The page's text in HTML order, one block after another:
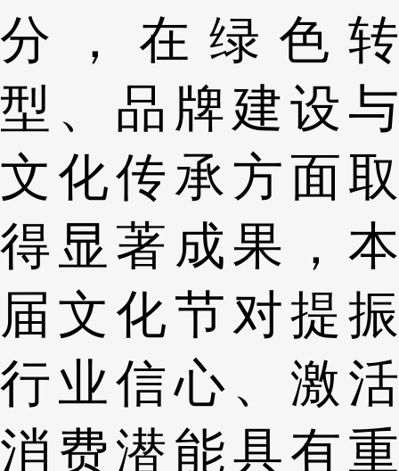
分，在绿色转
型、品牌建设与
文化传承方面取
得显著成果，本
届文化节对提振
行业信心、激活
消费潜能具有重